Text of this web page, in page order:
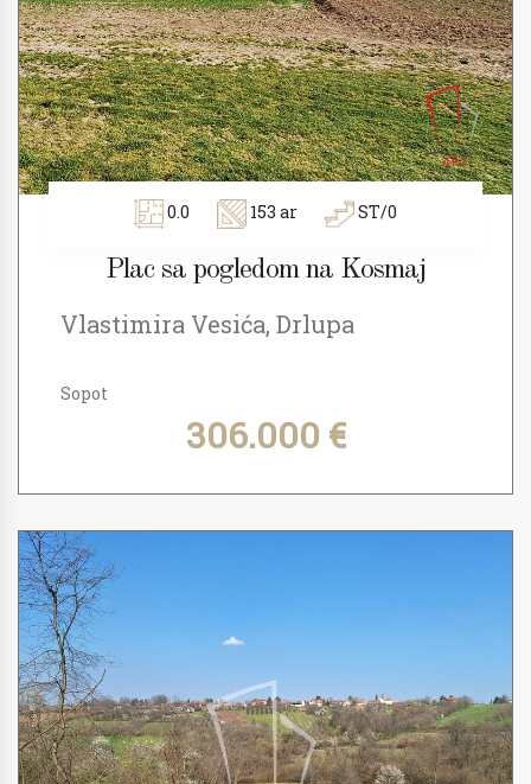
0.0 153 ar ST/0
Plac sa pogledom na Kosmaj
Vlastimira Vesića, Drlupa
Sopot
306.000 €